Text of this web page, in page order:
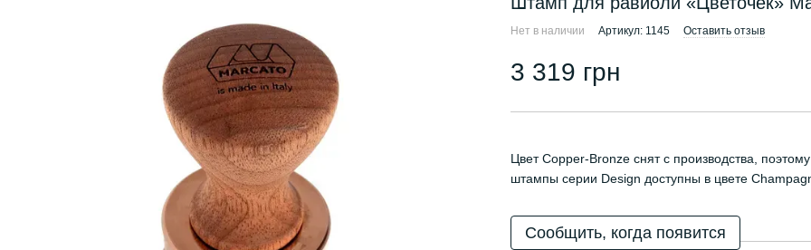
Нет в наличии Артикул: 1145 Оставить отзыв
3 319 грн
Цвет Copper-Bronze снят с производства,
штампы серии Design доступны в цвете
Сообщить, когда появится